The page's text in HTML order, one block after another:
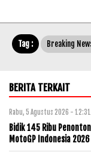
Tag : Breaking
BERITA TERKAIT
Rabu, 5 Agustus 2026 - 12:31
Bidik 145 Ribu
MotoGP Indonesia 2026